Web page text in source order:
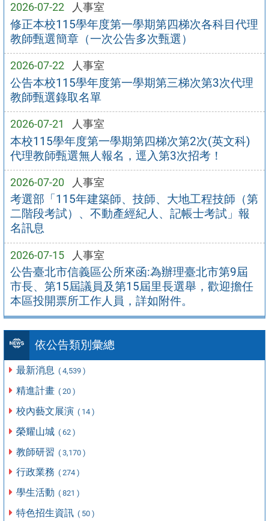
2026-07-22 人事室
修正本校115學年度第一學期第四梯次各科目代理
教師甄選簡章（一次公告多次甄選）
2026-07-22 人事室
公告本校115學年度第一學期第三梯次第3次代理
教師甄選錄取名單
2026-07-21 人事室
本校115學年度第一學期第四梯次第2次(英文科)
代理教師甄選無人報名，逕入第3次招考！
2026-07-20 人事室
考選部「115年建築師、技師、大地工程技師（第
二階段考試）、不動產經紀人、記帳士考試」報
名訊息
2026-07-15 人事室
公告臺北市信義區公所來函:為辦理臺北市第9屆
市長、第15屆議員及第15屆里長選舉，歡迎擔任
本區投開票所工作人員，詳如附件。
依公告類別彙總
最新消息 ( 4,539 )
精進計畫 ( 20 )
校內藝文展演 ( 14 )
榮耀山城 ( 62 )
教師研習 ( 3,170 )
行政業務 ( 274 )
學生活動 ( 821 )
特色招生資訊 ( 50 )